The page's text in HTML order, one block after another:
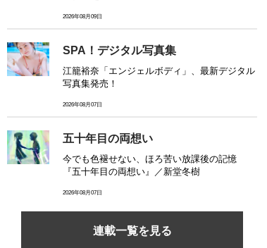
2026年08月09日
SPA！デジタル写真集
江籠裕奈「エンジェルボディ」、最新デジタル
写真集発売！
2026年08月07日
五十年目の両想い
今でも色褪せない、ほろ苦い放課後の記憶
『五十年目の両想い』／新堂冬樹
2026年08月07日
連載一覧を見る